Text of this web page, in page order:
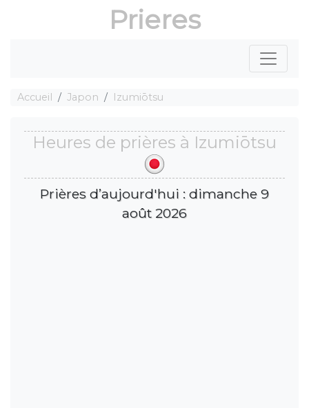
Prieres
Accueil Japon Izumiōtsu
Heures de prières à Izumiōtsu
Prières d’aujourd'hui : dimanche 9
août 2026